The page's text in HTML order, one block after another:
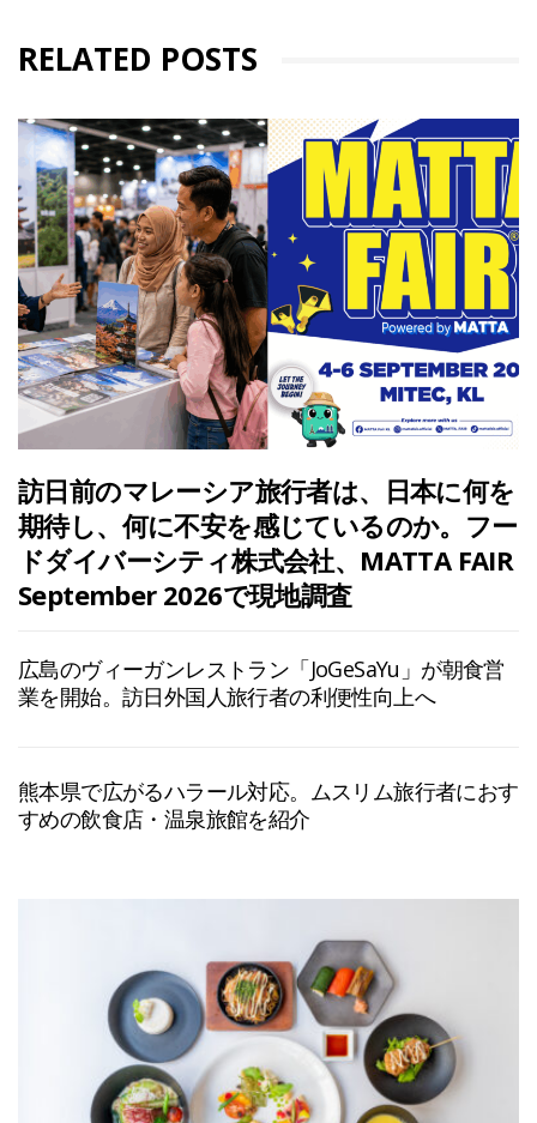
RELATED POSTS
訪日前のマレーシア旅行者は、日本に何を
期待し、何に不安を感じているのか。フー
ドダイバーシティ株式会社、MATTA FAIR
September 2026で現地調査
広島のヴィーガンレストラン「JoGeSaYu」が朝食営
業を開始。訪日外国人旅行者の利便性向上へ
熊本県で広がるハラール対応。ムスリム旅行者におす
すめの飲食店・温泉旅館を紹介